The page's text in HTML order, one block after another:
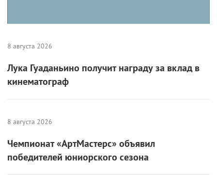
8 августа 2026
Лука Гуаданьино получит награду за вклад в
кинематограф
8 августа 2026
Чемпионат «АртМастерс» объявил
победителей юниорского сезона